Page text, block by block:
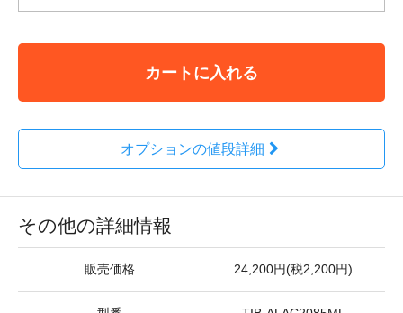
カートに入れる
オプションの値段詳細
その他の詳細情報
販売価格 24,200円(税2,200円)